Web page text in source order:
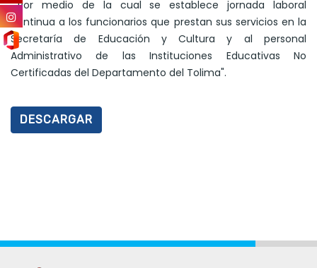
""Por medio de la cual se establece jornada laboral
continua a los funcionarios que prestan sus servicios en la
Secretaría de Educación y Cultura y al personal
Administrativo de las Instituciones Educativas No
Certificadas del Departamento del Tolima".
DESCARGAR